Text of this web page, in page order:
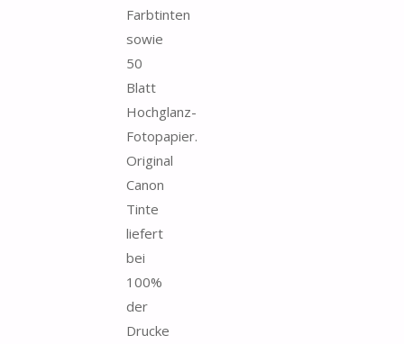
Farbtinten
sowie
50
Blatt
Hochglanz-
Fotopapier.
Original
Canon
Tinte
liefert
bei
100%
der
Drucke